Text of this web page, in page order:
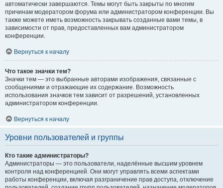
автоматически завершаются. Темы могут быть закрыты по многим
причинам модератором форума или администратором конференции. Вы
также можете иметь возможность закрывать созданные вами темы, в
зависимости от прав, предоставленных вам администратором
конференции.
Вернуться к началу
Что такое значки тем?
Значки тем — это выбранные авторами изображения, связанные с
сообщениями и отражающие их содержание. Возможность
использования значков тем зависит от разрешений, установленных
администратором конференции.
Вернуться к началу
Уровни пользователей и группы
Кто такие администраторы?
Администраторы — это пользователи, наделённые высшим уровнем
контроля над конференцией. Они могут управлять всеми аспектами
работы конференции, включая разграничение прав доступа, отключение